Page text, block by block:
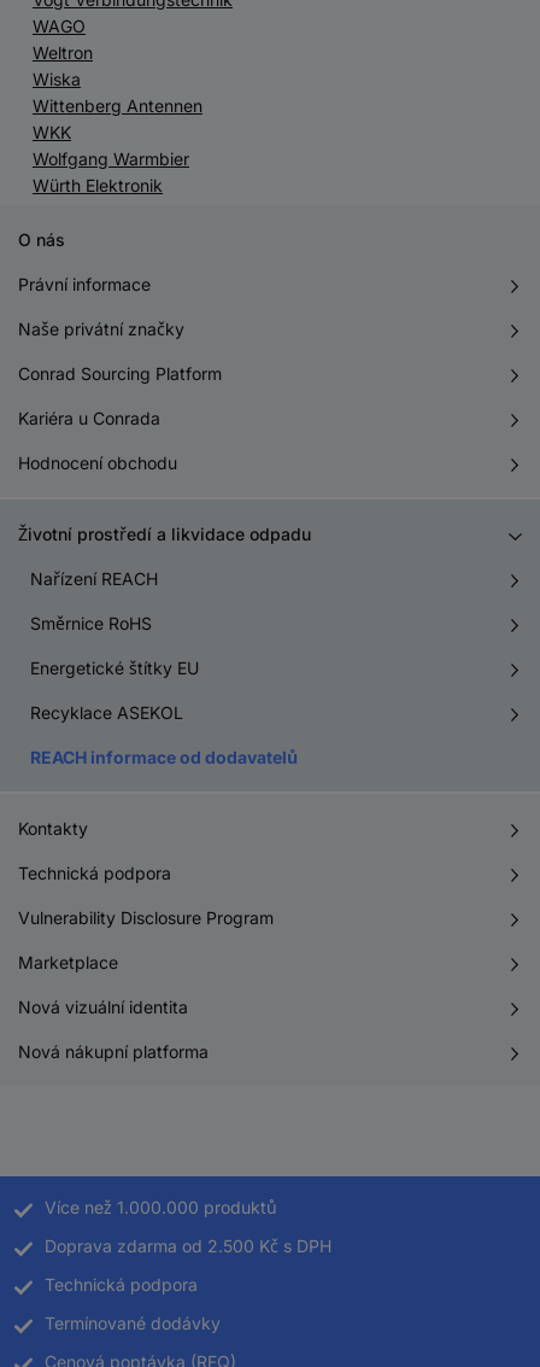
WAGO
Weltron
Wiska
Wittenberg Antennen
WKK
Wolfgang Warmbier
Würth Elektronik
O nás
Právní informace
Naše privátní značky
Conrad Sourcing Platform
Kariéra u Conrada
Hodnocení obchodu
Životní prostředí a likvidace odpadu
Nařízení REACH
Směrnice RoHS
Energetické štítky EU
Recyklace ASEKOL
REACH informace od dodavatelů
Kontakty
Technická podpora
Vulnerability Disclosure Program
Marketplace
Nová vizuální identita
Nová nákupní platforma
Více než 1.000.000 produktů
Doprava zdarma od 2.500 Kč s DPH
Technická podpora
Termínované dodávky
Cenová poptávka (RFQ)